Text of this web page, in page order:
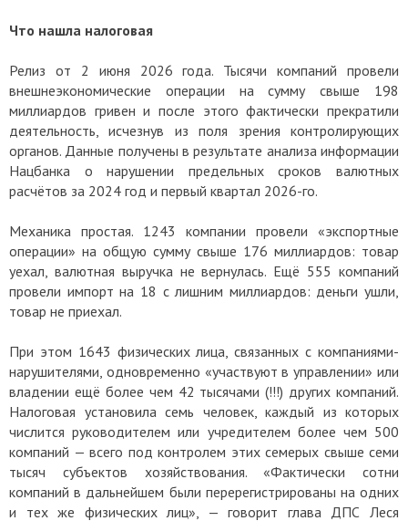
Что нашла налоговая
Релиз от 2 июня 2026 года. Тысячи компаний провели
внешнеэкономические операции на сумму свыше 198
миллиардов гривен и после этого фактически прекратили
деятельность, исчезнув из поля зрения контролирующих
органов. Данные получены в результате анализа информации
Нацбанка о нарушении предельных сроков валютных
расчётов за 2024 год и первый квартал 2026-го.
Механика простая. 1243 компании провели «экспортные
операции» на общую сумму свыше 176 миллиардов: товар
уехал, валютная выручка не вернулась. Ещё 555 компаний
провели импорт на 18 с лишним миллиардов: деньги ушли,
товар не приехал.
При этом 1643 физических лица, связанных с компаниями-
нарушителями, одновременно «участвуют в управлении» или
владении ещё более чем 42 тысячами (!!!) других компаний.
Налоговая установила семь человек, каждый из которых
числится руководителем или учредителем более чем 500
компаний — всего под контролем этих семерых свыше семи
тысяч субъектов хозяйствования. «Фактически сотни
компаний в дальнейшем были перерегистрированы на одних
и тех же физических лиц», — говорит глава ДПС Леся